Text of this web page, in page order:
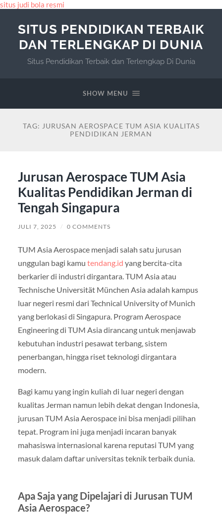
situs judi bola resmi
SITUS PENDIDIKAN TERBAIK
DAN TERLENGKAP DI DUNIA
Situs Pendidikan Terbaik dan Terlengkap Di Dunia
SHOW MENU
TAG: JURUSAN AEROSPACE TUM ASIA KUALITAS
PENDIDIKAN JERMAN
Jurusan Aerospace TUM Asia
Kualitas Pendidikan Jerman di
Tengah Singapura
JULI 7, 2025 / 0 COMMENTS
TUM Asia Aerospace menjadi salah satu jurusan
unggulan bagi kamu tendang.id yang bercita-cita
berkarier di industri dirgantara. TUM Asia atau
Technische Universität München Asia adalah kampus
luar negeri resmi dari Technical University of Munich
yang berlokasi di Singapura. Program Aerospace
Engineering di TUM Asia dirancang untuk menjawab
kebutuhan industri pesawat terbang, sistem
penerbangan, hingga riset teknologi dirgantara
modern.
Bagi kamu yang ingin kuliah di luar negeri dengan
kualitas Jerman namun lebih dekat dengan Indonesia,
jurusan TUM Asia Aerospace ini bisa menjadi pilihan
tepat. Program ini juga menjadi incaran banyak
mahasiswa internasional karena reputasi TUM yang
masuk dalam daftar universitas teknik terbaik dunia.
Apa Saja yang Dipelajari di Jurusan TUM
Asia Aerospace?